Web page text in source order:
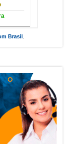
Brasil